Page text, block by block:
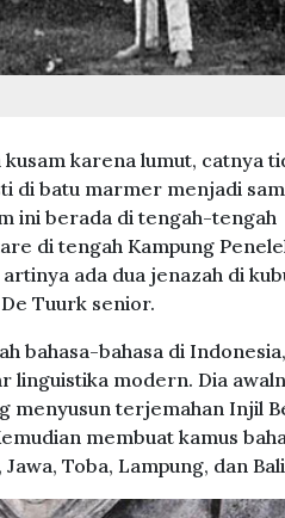
karena lumut, catnya
di batu marmer menjadi
ini berada di tengah-tengah
di tengah Kampung
ada dua jenazah di
Tuurk senior.
bahasa-bahasa di Indonesia,
linguistika modern. Dia
menyusun terjemahan Injil
membuat kamus
Toba, Lampung, dan